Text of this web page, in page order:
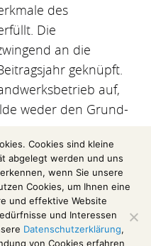
des
Die
an die
geknüpft.
auf,
weder den Grund-
des
Cookies sind kleine
abgelegt werden und uns
wenn Sie unsere
Cookies, um Ihnen eine
und effektive Website
und Interessen
Datenschutzerklärung,
von Cookies erfahren